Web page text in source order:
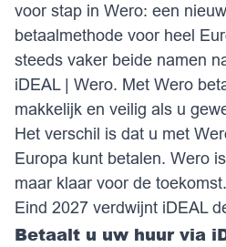
voor stap in Wero: een
betaalmethode voor heel
steeds vaker beide namen
iDEAL | Wero. Met Wero
makkelijk en veilig als u
Het verschil is dat u met
Europa kunt betalen. Wero
maar klaar voor de toekomst.
Eind 2027 verdwijnt iDEAL
Betaalt u uw huur via